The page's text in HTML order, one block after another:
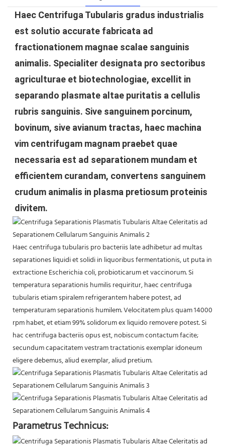
Haec Centrifuga Tubularis gradus industrialis
est solutio accurate fabricata ad
fractionationem magnae scalae sanguinis
animalis. Specialiter designata pro sectoribus
agriculturae et biotechnologiae, excellit in
separando plasmate altae puritatis a cellulis
rubris sanguinis. Sive sanguinem porcinum,
bovinum, sive avianum tractas, haec machina
vim centrifugam magnam praebet quae
necessaria est ad separationem mundam et
efficientem curandam, convertens sanguinem
crudum animalis in plasma pretiosum proteinis
divitem.
Haec centrifuga tubularis pro bacteriis late adhibetur ad multas
separationes liquidi et solidi in liquoribus fermentationis, ut puta in
extractione Escherichia coli, probioticarum et vaccinorum. Si
temperatura separationis humilis requiritur, haec centrifuga
tubularis etiam spiralem refrigerantem habere potest, ad
temperaturam separationis humilem. Velocitatem plus quam 14000
rpm habet, et etiam 99% solidorum ex liquido removere potest. Si
hac centrifuga bacteriis opus est, nobiscum contactum facite;
secundum capacitatem vestram tractationis exemplar idoneum
eligere debemus, aliud exemplar, aliud pretium.
Parametrus Technicus: